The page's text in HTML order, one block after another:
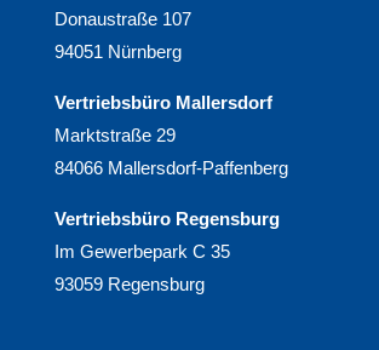
Donaustraße 107
94051 Nürnberg
Vertriebsbüro Mallersdorf
Marktstraße 29
84066 Mallersdorf-Paffenberg
Vertriebsbüro Regensburg
Im Gewerbepark C 35
93059 Regensburg